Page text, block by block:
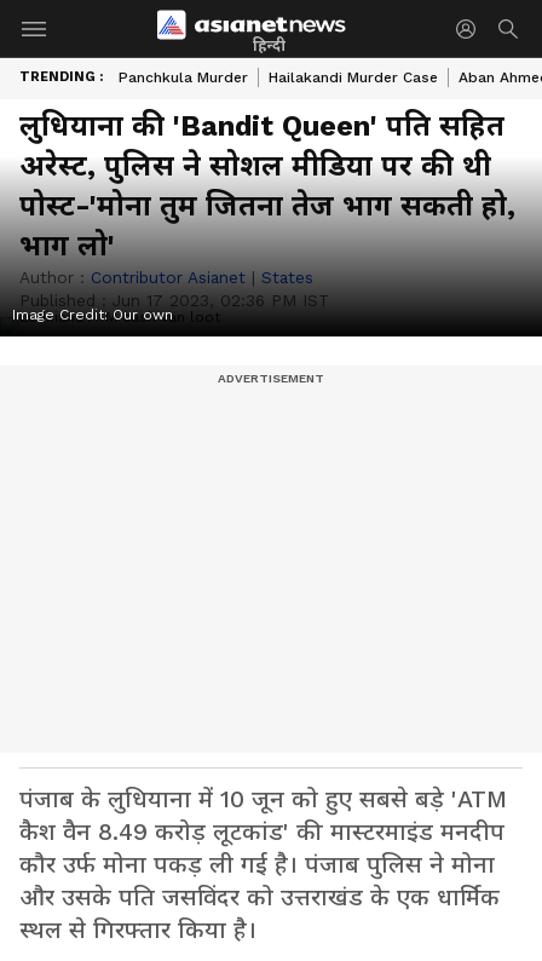
हिन्दी
TRENDING : Panchkula Murder Hailakandi Murder Case Aban
लुधियाना की 'Bandit Queen' पति सहित
अरेस्ट, पुलिस ने सोशल मीडिया पर की थी
पोस्ट-'मोना तुम जितना तेज भाग सकती हो,
भाग लो'
Author : Contributor Asianet | States
Published : Jun 17 2023, 02:36 PM IST
Image Credit:Our own
पंजाब के लुधियाना में 10 जून को हुए सबसे बड़े 'ATM
कैश वैन 8.49 करोड़ लूटकांड' की मास्टरमाइंड मनदीप
कौर उर्फ मोना पकड़ ली गई है। पंजाब पुलिस ने मोना
और उसके पति जसविंदर को उत्तराखंड के एक धार्मिक
स्थल से गिरफ्तार किया है।